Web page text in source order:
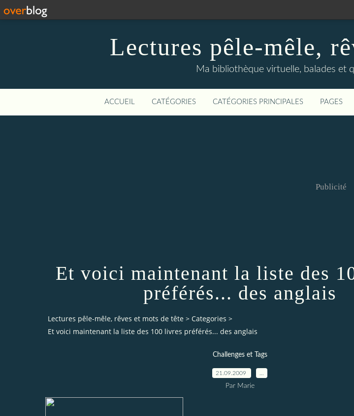
Lectures pêle-mêle,
Ma bibliothèque virtuelle, balades et
ACCUEIL CATÉGORIES CATÉGORIES PRINCIPALES PAGES
Publicité
Et voici maintenant la liste des
préférés... des anglais
Lectures pêle-mêle, rêves et mots de tête > Categories >
Et voici maintenant la liste des 100 livres préférés... des anglais
Challenges et Tags
21.09.2009
Par Marie